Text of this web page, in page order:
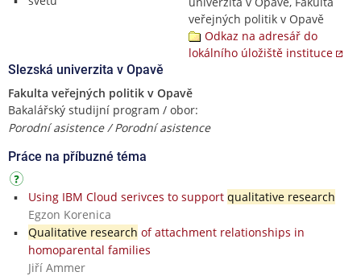
veřejných politik v Opavě
Odkaz na adresář do
lokálního úložiště instituce
Slezská univerzita v Opavě
Fakulta veřejných politik v Opavě
Bakalářský studijní program / obor:
Porodní asistence / Porodní asistence
Práce na příbuzné téma
Using IBM Cloud serivces to support qualitative research
Egzon Korenica
Qualitative research of attachment relationships in
homoparental families
Jiří Ammer